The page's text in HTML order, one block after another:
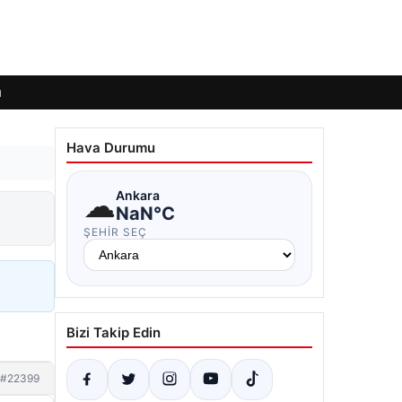
#22399
Hava Durumu
☁Ankara
NaN°C
ŞEHIR SEÇ
Bizi Takip Edin